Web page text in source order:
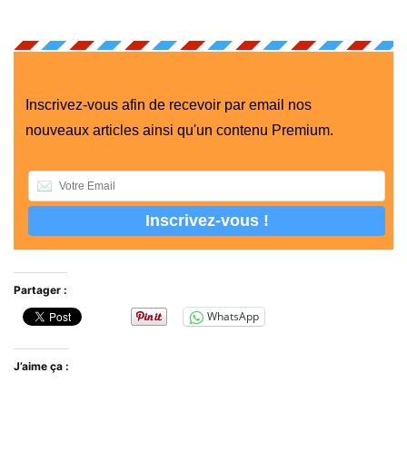
Inscrivez-vous afin de recevoir par email nos
nouveaux articles ainsi qu'un contenu Premium.
Partager :
WhatsApp
J’aime ça :